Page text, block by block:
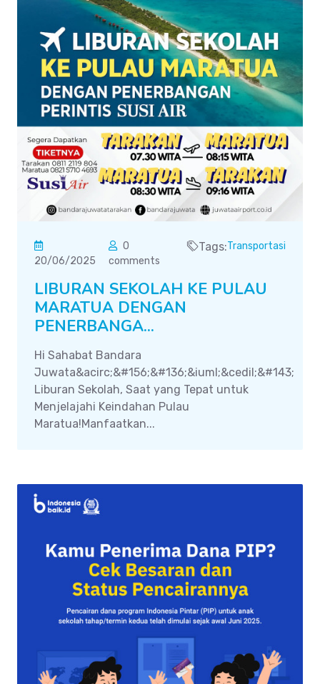
20/06/2025
0
comments
Tags:Transportasi
LIBURAN SEKOLAH KE PULAU
MARATUA DENGAN
PENERBANGA...
Hi Sahabat Bandara
Juwata&acirc;&#156;&#136;&iuml;&cedil;&#143;
Liburan Sekolah, Saat yang Tepat untuk
Menjelajahi Keindahan Pulau
Maratua!Manfaatkan...